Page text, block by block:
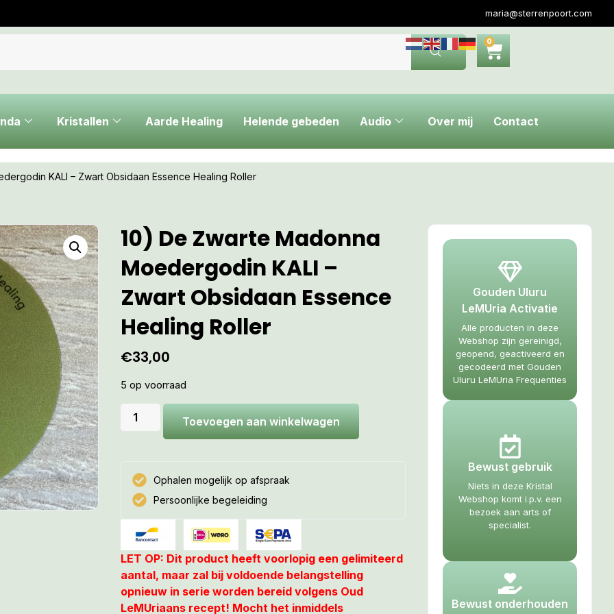
maria@sterrenpoort.com
0
Kristallen Aarde Healing Helende gebeden Audio Over mij Contact
KALI – Zwart Obsidaan Essence Healing Roller
10) De Zwarte Madonna
Moedergodin KALI –
Zwart Obsidaan Essence
Healing Roller
€33,00
5 op voorraad
Toevoegen aan winkelwagen
Ophalen mogelijk op afspraak
Persoonlijke begeleiding
LET OP: Dit product heeft voorlopig een gelimiteerd
aantal, maar zal bij voldoende belangstelling
opnieuw in serie worden bereid volgens Oud
LeMUriaans recept! Mocht het inmiddels
Gouden Uluru
LeMUria Activatie
Alle producten in deze
Webshop zijn gereinigd,
geopend, geactiveerd en
gecodeerd met Gouden
Uluru LeMUria Frequenties
Bewust gebruik
Niets in deze Kristal
Webshop komt i.p.v. een
bezoek aan arts of
specialist.
Bewust onderhouden